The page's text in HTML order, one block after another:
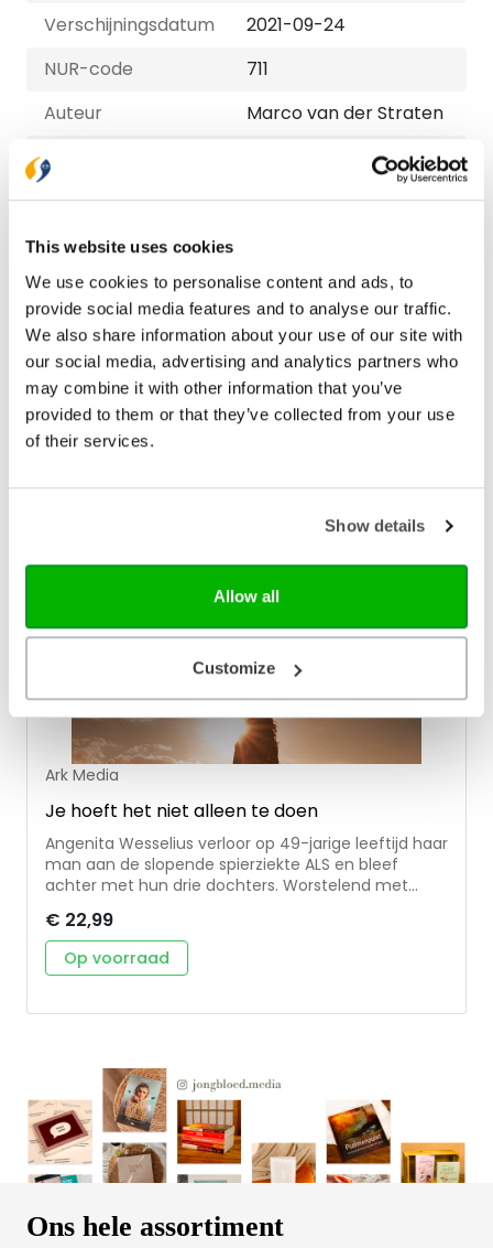
This website uses cookies
We use cookies to personalise content and ads, to
provide social media features and to analyse our traffic.
We also share information about your use of our site with
our social media, advertising and analytics partners who
may combine it with other information that you’ve
provided to them or that they’ve collected from your use
of their services.
Show details
Allow all
Customize
Verschijningsdatum
2021-09-24
NUR-code
711
Auteur
Marco van der Straten
Taal
Aantal pagina's
96
Bezorging binnen 1–2 werkdagen
Gratis verzending vanaf € 20,-
Gratis retourneren
Bekijk ook eens
Ark Media
Je hoeft het niet alleen te doen
Angenita Wesselius verloor op 49-jarige leeftijd haar
man aan de slopende spierziekte ALS en bleef
achter met hun drie dochters. Worstelend met
God. Om anderen die deze weg ook moeten gaan
te bemoedigen, beschreef ze in Je hoeft het niet
alleen te doen haar rouwreis met God. In 52 korte
bemoedigende lessen die God haar onderweg
een praktisch hulpboek voor mensen die het pad
van verlies en rouw moeten bewandelen. Ook is het
een inspirerend boek voor mensen die God beter
willen leren kennen. De verhalen laten zien hoe God
wil spreken door woorden en beelden als je je leven
in zijn hand durft te leggen en luistert naar zijn
€ 22,99
Op voorraad
Ons hele assortiment